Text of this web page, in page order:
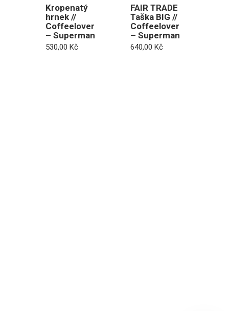
Kropenatý
hrnek //
Coffeelover
– Superman
530,00 Kč
FAIR TRADE
Taška BIG //
Coffeelover
– Superman
640,00Kč